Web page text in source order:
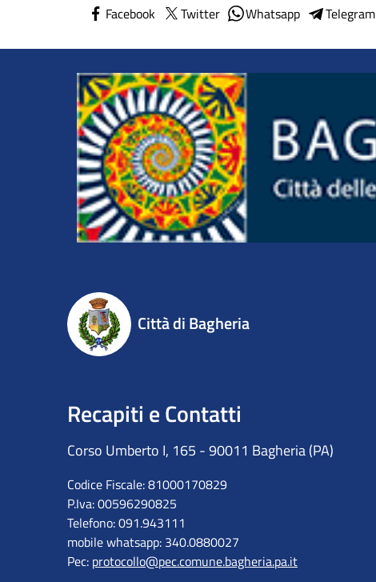
Facebook Twitter Whatsapp Telegram
Città di Bagheria
Recapiti e Contatti
Corso Umberto I, 165 - 90011 Bagheria (PA)
Codice Fiscale: 81000170829
P.Iva: 00596290825
Telefono: 091.943111
mobile whatsapp: 340.0880027
Pec: protocollo@pec.comune.bagheria.pa.it